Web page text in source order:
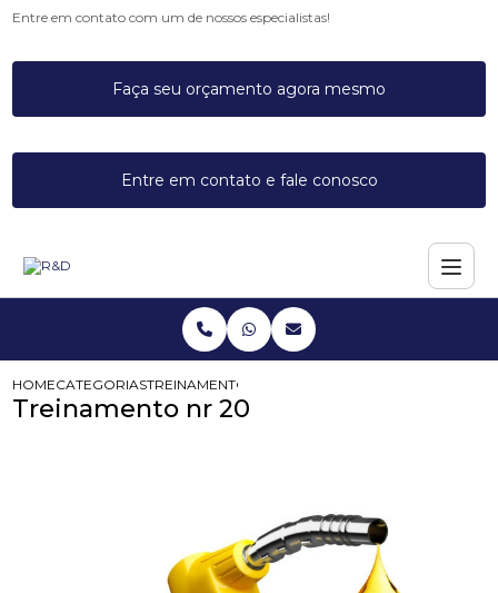
Entre em contato com um de nossos especialistas!
Faça seu orçamento agora mesmo
Entre em contato e fale conosco
HOMECATEGORIASTREINAMENTO NR 20
Treinamento nr 20